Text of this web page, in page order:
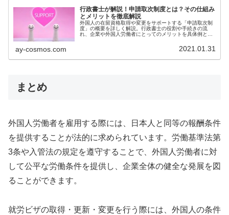
行政書士が解説！申請取次制度とは？その仕組み
とメリットを徹底解説
外国人の在留資格取得や変更をサポートする「申請取次制
度」の概要を詳しく解説。行政書士の役割や手続きの流
れ、企業や外国人労働者にとってのメリットを具体例と共
ay-cosmos.com 2021.01.31
まとめ
外国人労働者を雇用する際には、日本人と同等の報酬条件
を提供することが法的に求められています。労働基準法第
3条や入管法の規定を遵守することで、外国人労働者に対
して公平な労働条件を提供し、企業全体の健全な発展を図
ることができます。
就労ビザの取得・更新・変更を行う際には、外国人の条件